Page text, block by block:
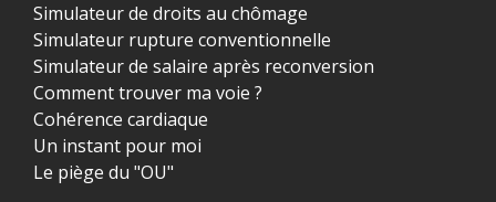
Simulateur de droits au chômage
Simulateur rupture conventionnelle
Simulateur de salaire après reconversion
Comment trouver ma voie ?
Cohérence cardiaque
Un instant pour moi
Le piège du "OU"